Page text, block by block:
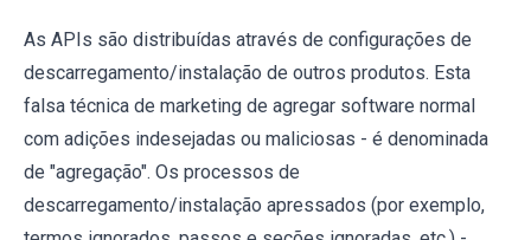
As APIs são distribuídas através de configurações de
descarregamento/instalação de outros produtos. Esta
falsa técnica de marketing de agregar software normal
com adições indesejadas ou maliciosas - é denominada
de "agregação". Os processos de
descarregamento/instalação apressados (por exemplo,